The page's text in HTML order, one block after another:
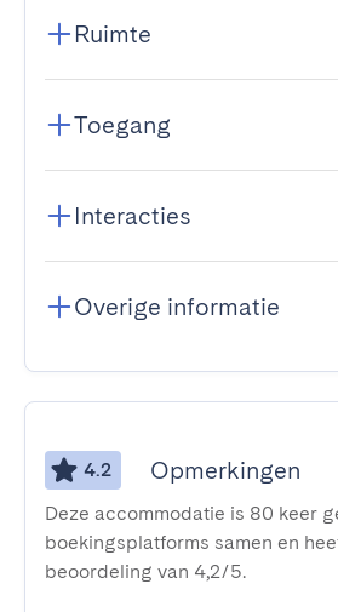
Ruimte
Toegang
Interacties
Overige informatie
4.2 Opmerkingen
Deze accommodatie is 80 keer
boekingsplatforms samen en
beoordeling van 4,2/5.